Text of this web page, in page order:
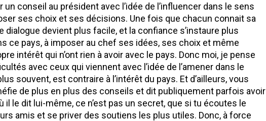
un conseil au président avec l’idée de l’influencer dans le sens
ses choix et ses décisions. Une fois que chacun connait sa
devient plus facile, et la confiance s’instaure plus
ce pays, à imposer au chef ses idées, ses choix et même
intérêt qui n’ont rien à avoir avec le pays. Donc moi, je pense
avec ceux qui viennent avec l’idée de l’amener dans le
souvent, est contraire à l’intérêt du pays. Et d’ailleurs, vous
de plus en plus des conseils et dit publiquement parfois avoir
il le dit lui-même, ce n’est pas un secret, que si tu écoutes le
amis et se priver des soutiens les plus utiles. Donc, à force